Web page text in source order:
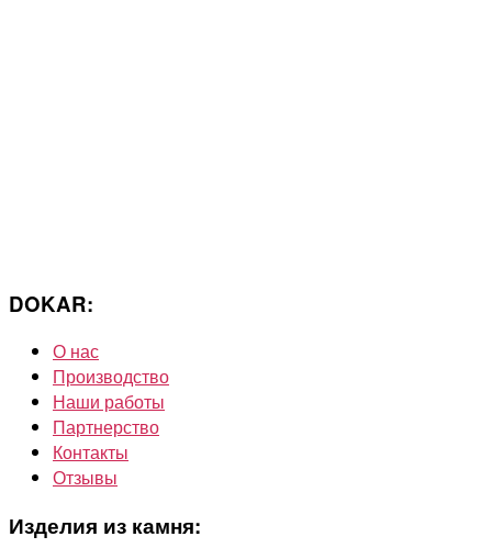
DOKAR:
О нас
Производство
Наши работы
Партнерство
Контакты
Отзывы
Изделия из камня: